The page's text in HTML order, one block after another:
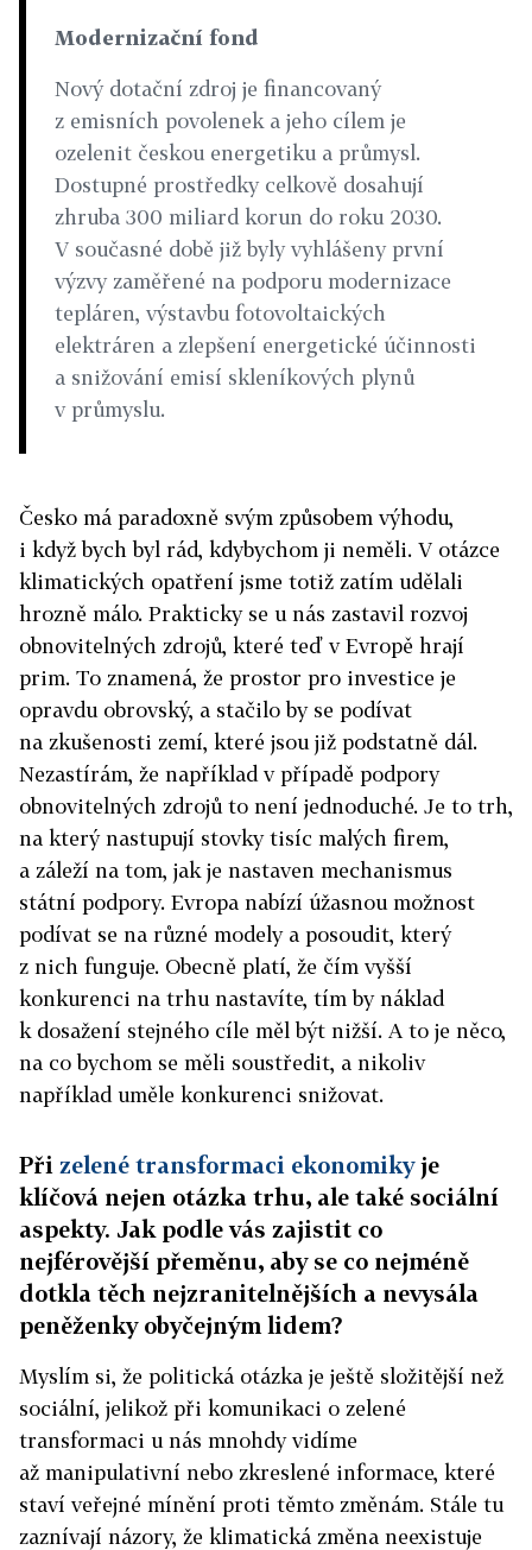
Modernizační fond
Nový dotační zdroj je financovaný
z emisních povolenek a jeho cílem je
ozelenit českou energetiku a průmysl.
Dostupné prostředky celkově dosahují
zhruba 300 miliard korun do roku 2030.
V současné době již byly vyhlášeny první
výzvy zaměřené na podporu modernizace
tepláren, výstavbu fotovoltaických
elektráren a zlepšení energetické účinnosti
a snižování emisí skleníkových plynů
v průmyslu.
Česko má paradoxně svým způsobem výhodu,
i když bych byl rád, kdybychom ji neměli. V otázce
klimatických opatření jsme totiž zatím udělali
hrozně málo. Prakticky se u nás zastavil rozvoj
obnovitelných zdrojů, které teď v Evropě hrají
prim. To znamená, že prostor pro investice je
opravdu obrovský, a stačilo by se podívat
na zkušenosti zemí, které jsou již podstatně dál.
Nezastírám, že například v případě podpory
obnovitelných zdrojů to není jednoduché. Je to trh,
na který nastupují stovky tisíc malých firem,
a záleží na tom, jak je nastaven mechanismus
státní podpory. Evropa nabízí úžasnou možnost
podívat se na různé modely a posoudit, který
z nich funguje. Obecně platí, že čím vyšší
konkurenci na trhu nastavíte, tím by náklad
k dosažení stejného cíle měl být nižší. A to je něco,
na co bychom se měli soustředit, a nikoliv
například uměle konkurenci snižovat.
Při zelené transformaci ekonomikyje
klíčová nejen otázka trhu, ale také sociální
aspekty. Jak podle vás zajistit co
nejférovější přeměnu, aby se co nejméně
dotkla těch nejzranitelnějších a nevysála
peněženky obyčejným lidem?
Myslím si, že politická otázka je ještě složitější než
sociální, jelikož při komunikaci o zelené
transformaci u nás mnohdy vidíme
až manipulativní nebo zkreslené informace, které
staví veřejné mínění proti těmto změnám. Stále tu
zaznívají názory, že klimatická změna neexistuje